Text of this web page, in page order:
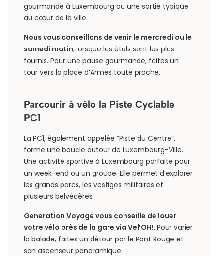
gourmande à Luxembourg ou une sortie typique
au cœur de la ville.
Nous vous conseillons de venir le mercredi ou le
samedi matin, lorsque les étals sont les plus
fournis. Pour une pause gourmande, faites un
tour vers la place d’Armes toute proche.
Parcourir à vélo la Piste Cyclable
PC1
La PC1, également appelée “Piste du Centre”,
forme une boucle autour de Luxembourg-Ville.
Une activité sportive à Luxembourg parfaite pour
un week-end ou un groupe. Elle permet d’explorer
les grands parcs, les vestiges militaires et
plusieurs belvédères.
Generation Voyage vous conseille de louer
votre vélo près de la gare via Vel’OH!. Pour varier
la balade, faites un détour par le Pont Rouge et
son ascenseur panoramique.